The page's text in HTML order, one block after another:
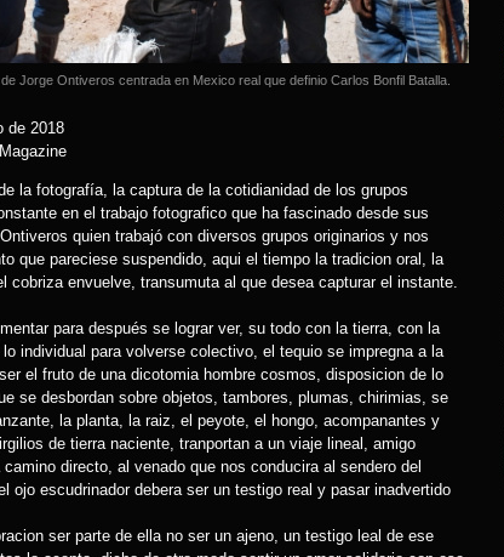
de Jorge Ontiveros centrada en Mexico real que definio Carlos Bonfil Batalla.
de 2018
la fotografía, la captura de la cotidianidad de los grupos
en el trabajo fotografico que ha fascinado desde sus
quien trabajó con diversos grupos originarios y nos
que pareciese suspendido, aqui el tiempo la tradicion oral, la
cobriza envuelve, transumuta al que desea capturar el instante.
para después se lograr ver, su todo con la tierra, con la
individual para volverse colectivo, el tequio se impregna a la
el fruto de una dicotomia hombre cosmos, disposicion de lo
se desbordan sobre objetos, tambores, plumas, chirimias, se
la planta, la raiz, el peyote, el hongo, acompanantes y
de tierra naciente, tranportan a un viaje lineal, amigo
directo, al venado que nos conducira al sendero del
ojo escudrinador debera ser un testigo real y pasar inadvertido
ser parte de ella no ser un ajeno, un testigo leal de ese